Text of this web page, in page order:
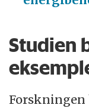
Studien
Forskningen